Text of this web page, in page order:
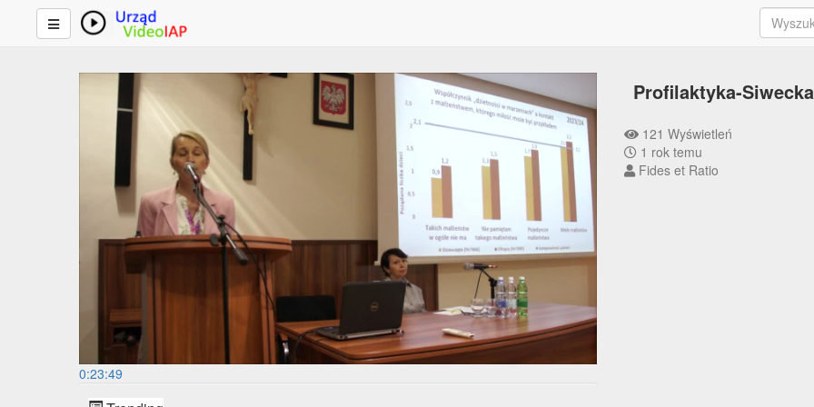
0:23:49
Profilaktyka-Siwecka
121 Wyświetleń
1 rok temu
Fides et Ratio